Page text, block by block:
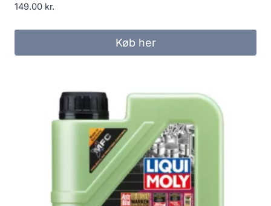
149.00 kr.
Køb her